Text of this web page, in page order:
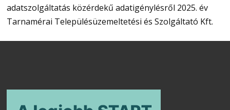
adatszolgáltatás közérdekű adatigénylésről 2025. év
Tarnamérai Településüzemeltetési és Szolgáltató Kft.